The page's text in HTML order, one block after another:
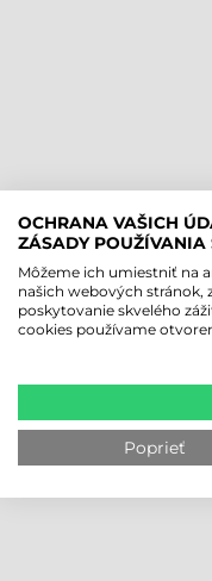
OCHRANA VAŠICH
ZÁSADY POUŽÍVANIA
Môžeme ich umiestniť na
našich webových stránok,
poskytovanie skvelého
cookies používame
Poprieť